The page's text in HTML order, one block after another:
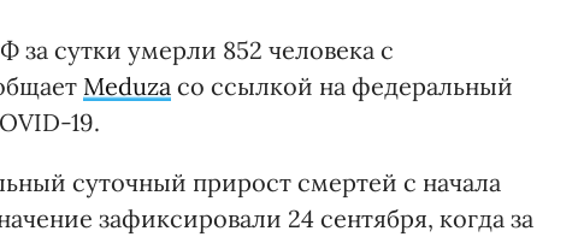
за сутки умерли 852 человека с
Meduza со ссылкой на федеральный
19.
суточный прирост смертей с начала
зафиксировали 24 сентября, когда за